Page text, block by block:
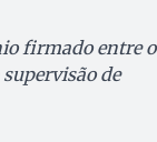
firmado entre o
de